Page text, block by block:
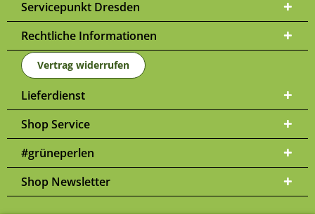
Servicepunkt Dresden
Rechtliche Informationen
Vertrag widerrufen
Lieferdienst
Shop Service
#grüneperlen
Shop Newsletter